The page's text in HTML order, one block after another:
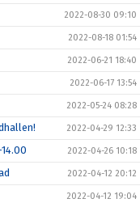
2022-08-30 09:10
2022-08-18 01:54
2022-06-21 18:40
2022-06-17 13:54
2022-05-24 08:28
2022-04-29 12:33
2022-04-26 10:18
2022-04-12 20:12
2022-04-12 19:04